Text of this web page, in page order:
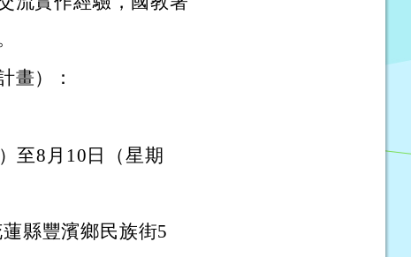
畫）：
至8月10日（星期
縣豐濱鄉民族街5